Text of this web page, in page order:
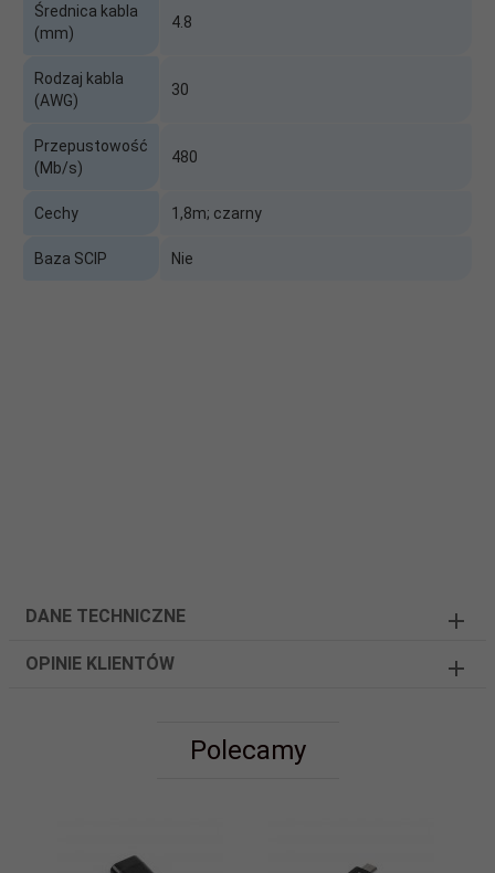
Średnica kabla
(mm)
4.8
Rodzaj kabla
(AWG)
30
Przepustowość
(Mb/s)
480
Cechy 1,8m; czarny
Baza SCIP Nie
DANE TECHNICZNE
OPINIE KLIENTÓW
Polecamy